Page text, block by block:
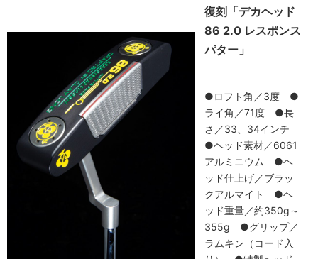
復刻「デカヘッド
86 2.0 レスポンス
パター」
●ロフト角／3度 ●
ライ角／71度 ●長
さ／33、34インチ
●ヘッド素材／6061
アルミニウム ●ヘ
ッド仕上げ／ブラッ
クアルマイト ●ヘ
ッド重量／約350g～
355g ●グリップ／
ラムキン（コード入